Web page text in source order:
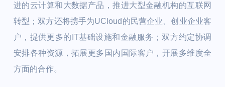
进的云计算和大数据产品，推进大型金融机构的互联网
转型；双方还将携手为UCloud的民营企业、创业企业客
户，提供更多的IT基础设施和金融服务；双方约定协调
安排各种资源，拓展更多国内国际客户，开展多维度全
方面的合作。